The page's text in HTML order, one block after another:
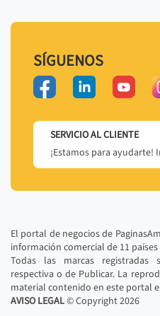
SÍGUENOS
SERVICIO AL CLIENTE
¡Estamos para ayudarte!
El portal de negocios de
información comercial de 11
Todas las marcas
respectiva o de Publicar. La
material contenido en este portal
AVISO LEGAL© Copyright2026